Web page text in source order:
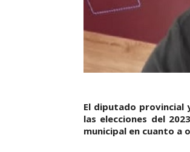
El diputado provincial
las elecciones del
municipal en cuanto a